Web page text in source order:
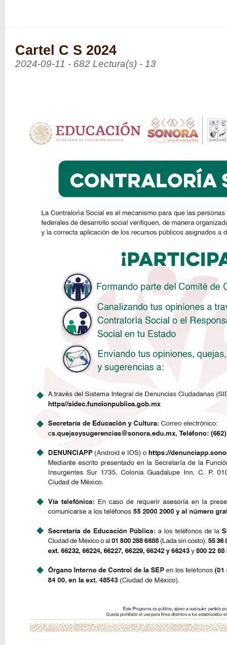
Cartel C S 2024
2024-09-11 - 682 Lectura(s) - 13